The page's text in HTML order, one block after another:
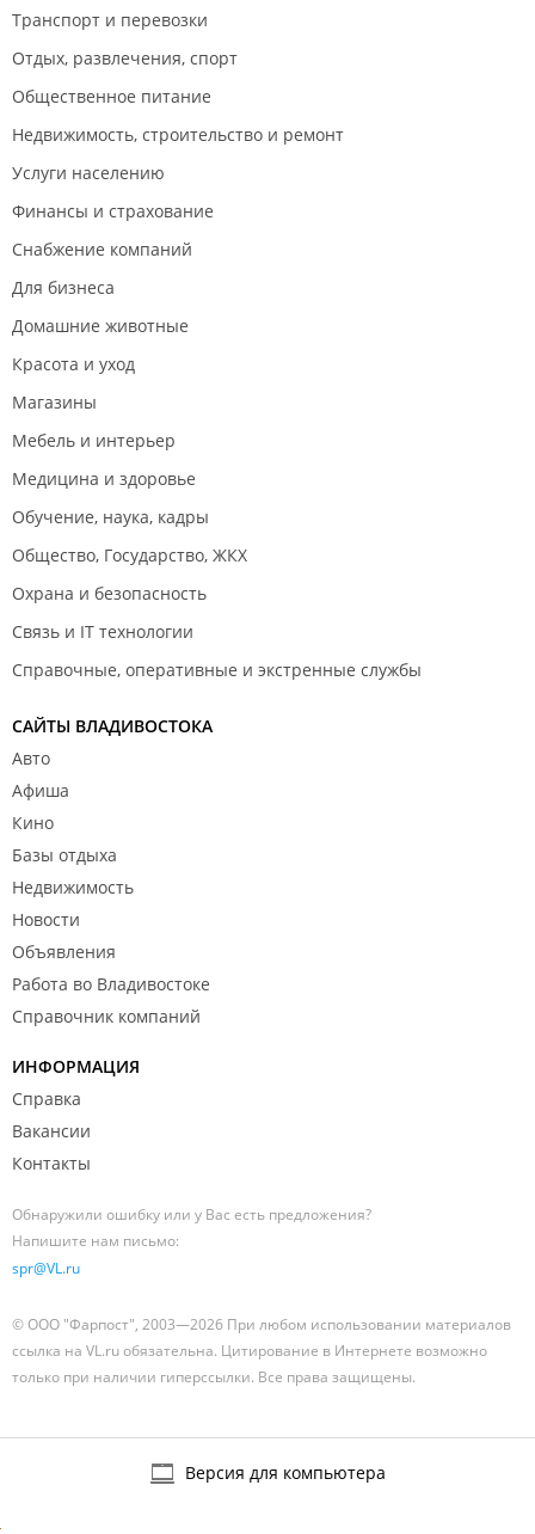
Транспорт и перевозки
Отдых, развлечения, спорт
Общественное питание
Недвижимость, строительство и ремонт
Услуги населению
Финансы и страхование
Снабжение компаний
Для бизнеса
Домашние животные
Красота и уход
Магазины
Мебель и интерьер
Медицина и здоровье
Обучение, наука, кадры
Общество, Государство, ЖКХ
Охрана и безопасность
Связь и IT технологии
Справочные, оперативные и экстренные службы
САЙТЫ ВЛАДИВОСТОКА
Авто
Афиша
Кино
Базы отдыха
Недвижимость
Новости
Объявления
Работа во Владивостоке
Справочник компаний
ИНФОРМАЦИЯ
Справка
Вакансии
Контакты
Обнаружили ошибку или у Вас есть предложения?
Напишите нам письмо:
spr@VL.ru
© ООО "Фарпост", 2003—2026 При любом использовании материалов
ссылка на VL.ru обязательна. Цитирование в Интернете возможно
только при наличии гиперссылки. Все права защищены.
Версия для компьютера